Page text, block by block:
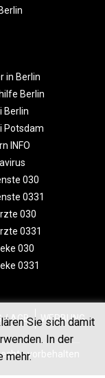
Sie sich damit
In der
mehr.
in Berlin
Berlin
Berlin
Potsdam
INFO
030
0331
030
0331
030
0331
/ AGB WERBUNG
vorbehalten